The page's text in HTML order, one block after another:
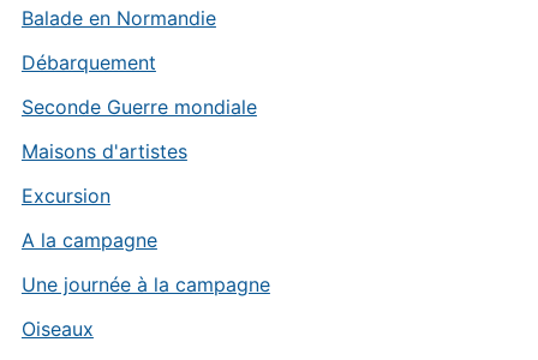
Balade en Normandie
Débarquement
Seconde Guerre mondiale
Maisons d'artistes
Excursion
A la campagne
Une journée à la campagne
Oiseaux